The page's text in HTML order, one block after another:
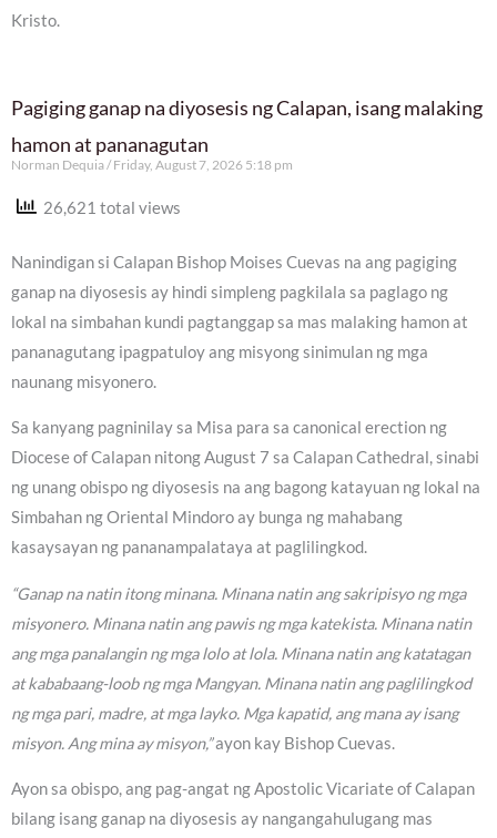
Kristo.
Pagiging ganap na diyosesis ng Calapan, isang malaking
hamon at pananagutan
Norman Dequia Friday, August 7, 2026 5:18 pm
26,621 total views
Nanindigan si Calapan Bishop Moises Cuevas na ang pagiging
ganap na diyosesis ay hindi simpleng pagkilala sa paglago ng
lokal na simbahan kundi pagtanggap sa mas malaking hamon at
pananagutang ipagpatuloy ang misyong sinimulan ng mga
naunang misyonero.
Sa kanyang pagninilay sa Misa para sa canonical erection ng
Diocese of Calapan nitong August 7 sa Calapan Cathedral, sinabi
ng unang obispo ng diyosesis na ang bagong katayuan ng lokal na
Simbahan ng Oriental Mindoro ay bunga ng mahabang
kasaysayan ng pananampalataya at paglilingkod.
“Ganap na natin itong minana. Minana natin ang sakripisyo ng mga
misyonero. Minana natin ang pawis ng mga katekista. Minana natin
ang mga panalangin ng mga lolo at lola. Minana natin ang katatagan
at kababaang-loob ng mga Mangyan. Minana natin ang paglilingkod
ng mga pari, madre, at mga layko. Mga kapatid, ang mana ay isang
misyon. Ang mina ay misyon,”ayon kay Bishop Cuevas.
Ayon sa obispo, ang pag-angat ng Apostolic Vicariate of Calapan
bilang isang ganap na diyosesis ay nangangahulugang mas